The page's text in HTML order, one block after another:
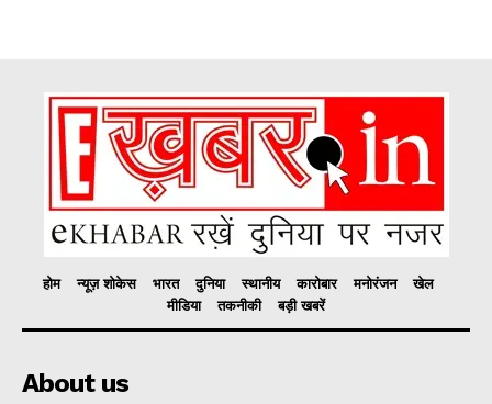
होम न्यूज़ शोकेस भारत दुनिया स्थानीय कारोबार मनोरंजन
खेल
मीडिया
तकनीकी बड़ी खबरें
About us